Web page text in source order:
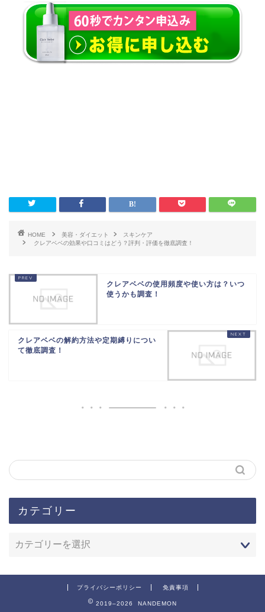
HOME 美容・ダイエット
スキンケア
クレアベベの効果や口コミはどう？評判・評価を徹底調査！
クレアベベの使用頻度や使い方は？いつ
使うかも調査！
クレアベベの解約方法や定期縛りについ
て徹底調査！
カテゴリー
プライバシーポリシー 免責事項
2019–2026 NANDEMON